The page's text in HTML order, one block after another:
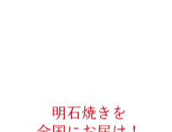
明石焼きを